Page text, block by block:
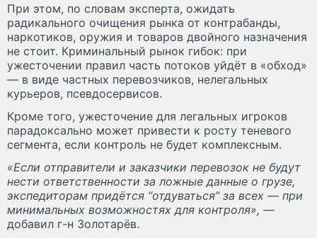
При этом, по словам эксперта, ожидать
радикального очищения рынка от контрабанды,
наркотиков, оружия и товаров двойного назначения
не стоит. Криминальный рынок гибок: при
ужесточении правил часть потоков уйдёт в «обход»
— в виде частных перевозчиков, нелегальных
курьеров, псевдосервисов.
Кроме того, ужесточение для легальных игроков
парадоксально может привести к росту теневого
сегмента, если контроль не будет комплексным.
«Если отправители и заказчики перевозок не будут
нести ответственности за ложные данные о грузе,
экспедиторам придётся “отдуваться” за всех — при
минимальных возможностях для контроля», —
добавил г-н Золотарёв.